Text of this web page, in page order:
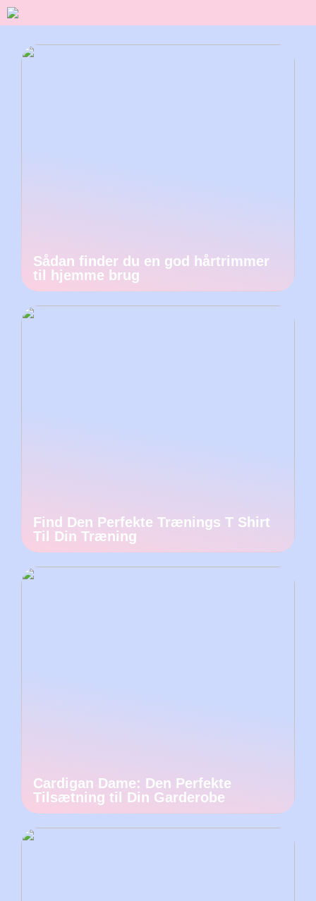
Sådan finder du en god hårtrimmer
til hjemme brug
Find Den Perfekte Trænings T Shirt
Til Din Træning
Cardigan Dame: Den Perfekte
Tilsætning til Din Garderobe